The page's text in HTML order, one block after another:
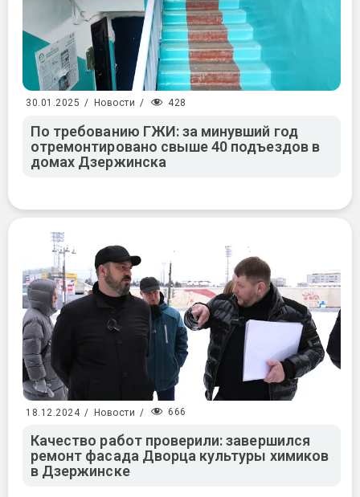
30.01.2025 / Новости / 428
По требованию ГЖИ: за минувший год
отремонтировано свыше 40 подъездов в
домах Дзержинска
18.12.2024 / Новости / 666
Качество работ проверили: завершился
ремонт фасада Дворца культуры химиков
в Дзержинске